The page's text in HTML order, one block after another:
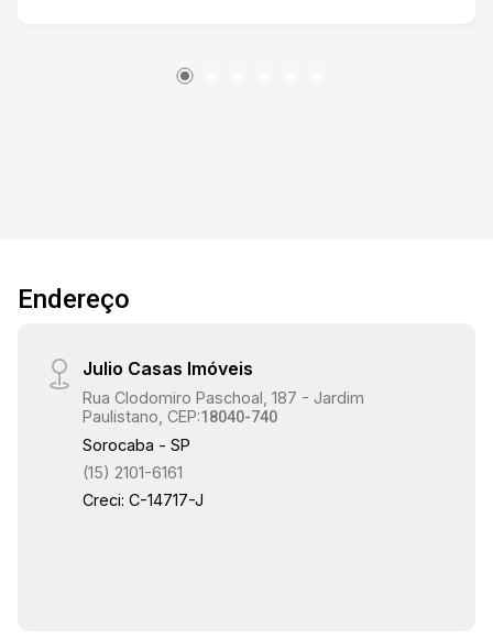
16:00
17:00
17:30
18:00
organização - Excelente custo-benefício
Endereço
Julio Casas Imóveis
Rua Clodomiro Paschoal, 187 - Jardim
Paulistano, CEP:18040-740
Sorocaba - SP
(15) 2101-6161
Creci: C-14717-J